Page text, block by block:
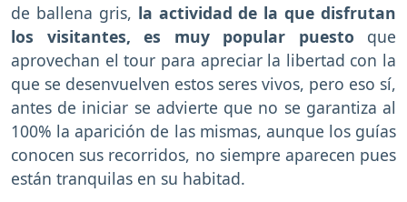
de ballena gris, la actividad de la que disfrutan
los visitantes, es muy popular puesto que
aprovechan el tour para apreciar la libertad con la
que se desenvuelven estos seres vivos, pero eso sí,
antes de iniciar se advierte que no se garantiza al
100% la aparición de las mismas, aunque los guías
conocen sus recorridos, no siempre aparecen pues
están tranquilas en su habitad.